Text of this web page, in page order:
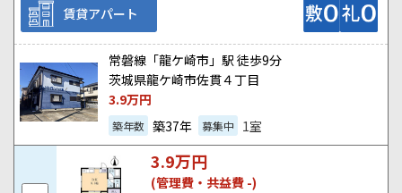
賃貸アパート
常磐線「龍ケ崎市」駅 徒歩9分
茨城県龍ケ崎市佐貫４丁目
3.9万円
築年数 築37年 募集中 1室
3.9万円
(管理費・共益費 -)